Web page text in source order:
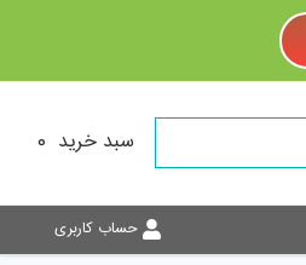
سبد خرید 0
حساب کاربری